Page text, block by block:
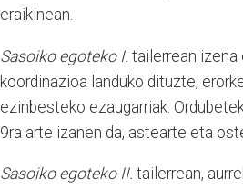
eraikinean.
Sasoiko egoteko I. tailerrean izena
koordinazioa landuko dituzte,
ezinbesteko ezaugarriak.
9ra arte izanen da, astearte eta
Sasoiko egoteko II. tailerrean,